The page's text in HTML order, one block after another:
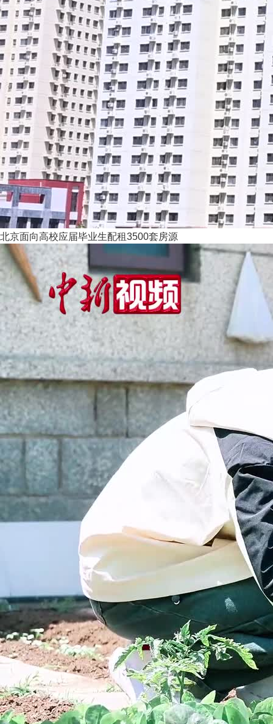
北京面向高校应届毕业生配租3500套房源